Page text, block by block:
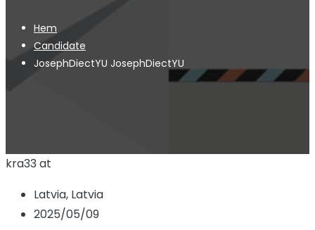
Hem
Candidate
JosephDiectYU JosephDiectYU
kra33 at
Latvia, Latvia
2025/05/09